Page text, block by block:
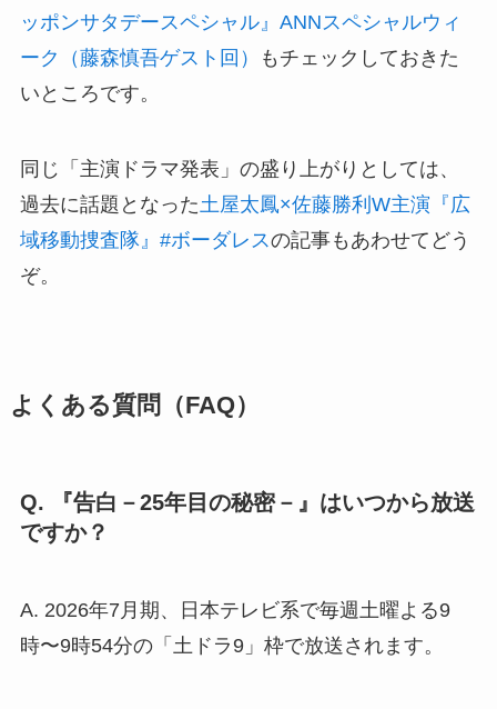
ッポンサタデースペシャル』ANNスペシャルウィ
ーク（藤森慎吾ゲスト回）
もチェックしておきた
いところです。
同じ「主演ドラマ発表」の盛り上がりとしては、
過去に話題となった土屋太鳳×佐藤勝利W主演『広
域移動捜査隊』#ボーダレスの記事もあわせてどう
ぞ。
よくある質問（FAQ）
Q. 『告白－25年目の秘密－』はいつから放送
ですか？
A. 2026年7月期、日本テレビ系で毎週土曜よる9
時〜9時54分の「土ドラ9」枠で放送されます。